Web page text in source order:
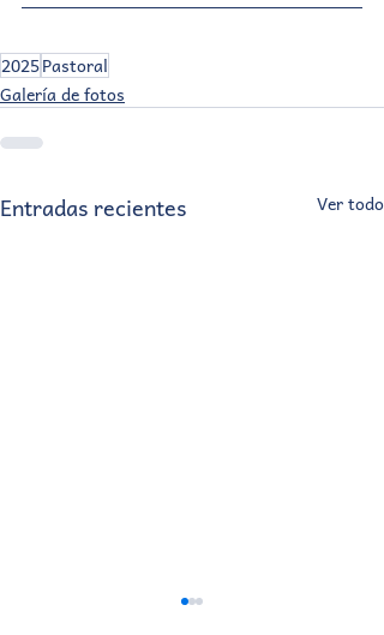
2025Pastoral
Galería de fotos
Entradas recientes Ver todo